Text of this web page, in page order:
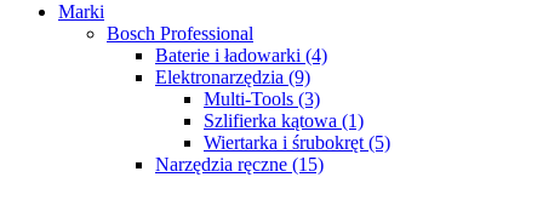
Marki
Bosch Professional
Baterie i ładowarki (4)
Elektronarzędzia (9)
Multi-Tools (3)
Szlifierka kątowa (1)
Wiertarka i śrubokręt (5)
Narzędzia ręczne (15)